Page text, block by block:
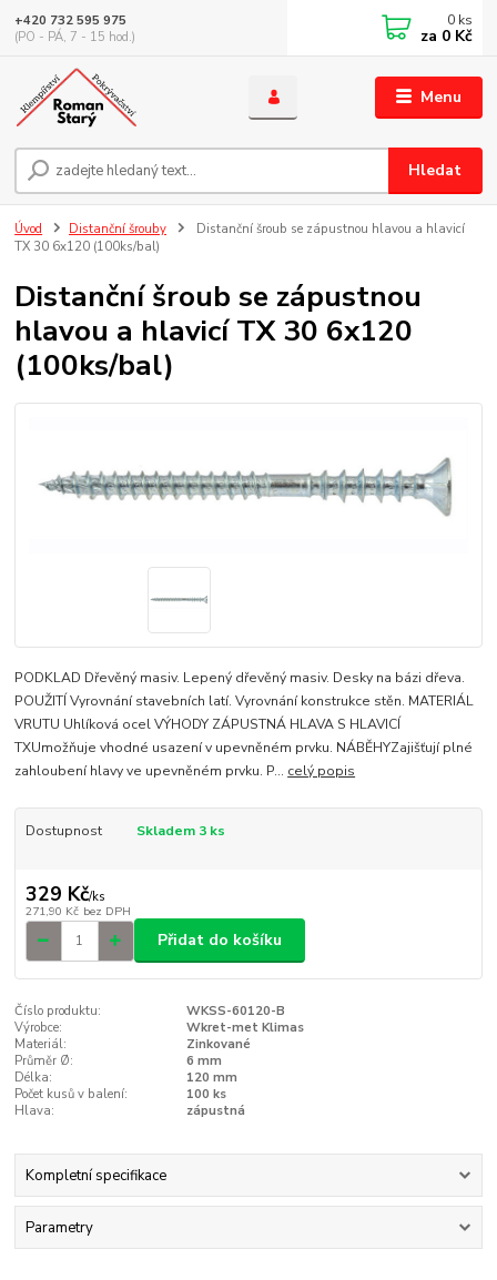
Menu
Hledat
+420 732 595 975
(PO - PÁ, 7 - 15 hod.)
0 ks
za 0 Kč
Úvod Distanční šrouby
Distanční šroub se zápustnou hlavou a hlavicí
TX 30 6x120 (100ks/bal)
Distanční šroub se zápustnou
hlavou a hlavicí TX 30 6x120
(100ks/bal)
PODKLAD Dřevěný masiv. Lepený dřevěný masiv. Desky na bázi dřeva.
POUŽITÍ Vyrovnání stavebních latí. Vyrovnání konstrukce stěn. MATERIÁL
VRUTU Uhlíková ocel VÝHODY ZÁPUSTNÁ HLAVA S HLAVICÍ
TXUmožňuje vhodné usazení v upevněném prvku. NÁBĚHYZajišťují plné
zahloubení hlavy ve upevněném prvku. P... celý popis
Dostupnost Skladem 3 ks
329 Kč/ks
271,90 Kč bez DPH
Přidat do košíku
Číslo produktu:
WKSS-60120-B
Výrobce:
Wkret-met Klimas
Materiál:
Zinkované
Průměr Ø:
6 mm
Délka:
120 mm
Počet kusů v balení:
100 ks
Hlava:
zápustná
Kompletní specifikace
Parametry